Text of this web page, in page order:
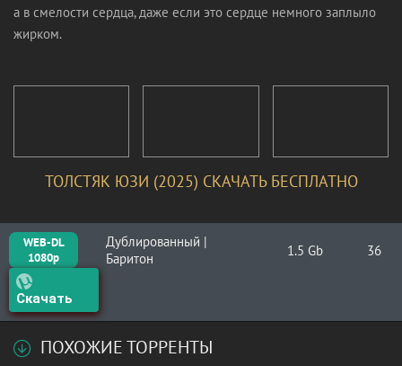
а в смелости сердца, даже если это сердце немного заплыло
жирком.
ТОЛСТЯК ЮЗИ (2025) СКАЧАТЬ БЕСПЛАТНО
WEB-DL
1080p
Дублированный |
Баритон
1.5 Gb 36
Скачать
ПОХОЖИЕ ТОРРЕНТЫ